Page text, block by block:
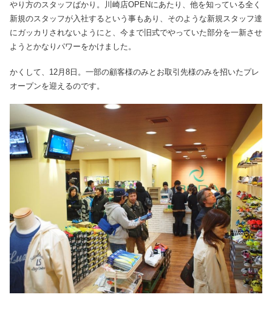
やり方のスタッフばかり。川崎店OPENにあたり、他を知っている全く
新規のスタッフが入社するという事もあり、そのような新規スタッフ達
にガッカリされないようにと、今まで旧式でやっていた部分を一新させ
ようとかなりパワーをかけました。
かくして、12月8日。一部の顧客様のみとお取引先様のみを招いたプレ
オープンを迎えるのです。